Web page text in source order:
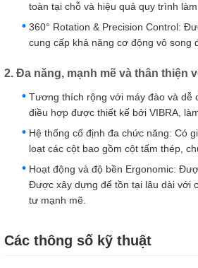
toàn tại chỗ và hiệu quả quy trình làm
360° Rotation & Precision Control:
cung cấp khả năng cơ động vô song
2. Đa năng, mạnh mẽ và thân thiện
Tương thích rộng với máy đào và dễ
điều hợp được thiết kế bởi VIBRA,
Hệ thống cố định đa chức năng: Có
loạt các cột bao gồm cột tấm thép,
Hoạt động và độ bền Ergonomic:
Được xây dựng để tồn tại lâu dài với
tư mạnh mẽ.
Các thông số kỹ thuật